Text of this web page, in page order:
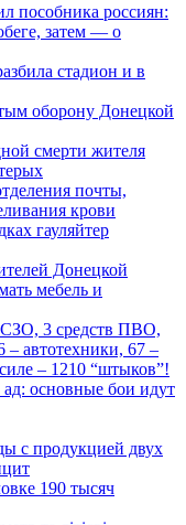
пособника россиян:
затем — о
стадион и в
оборону Донецкой
смерти жителя
почты,
крови
гауляйтер
Донецкой
мебель и
3 средств ПВО,
– автотехники, 67 –
– 1210 “штыков”!
основные бои идут
с продукцией двух
190 тысяч